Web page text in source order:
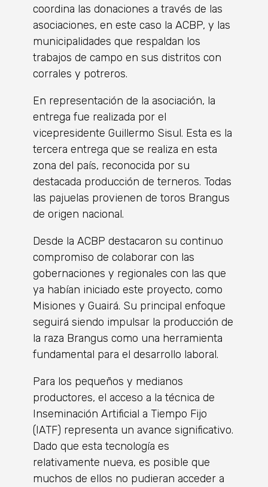
coordina las donaciones a través de las
asociaciones, en este caso la ACBP, y las
municipalidades que respaldan los
trabajos de campo en sus distritos con
corrales y potreros.
En representación de la asociación, la
entrega fue realizada por el
vicepresidente Guillermo Sisul. Esta es la
tercera entrega que se realiza en esta
zona del país, reconocida por su
destacada producción de terneros. Todas
las pajuelas provienen de toros Brangus
de origen nacional.
Desde la ACBP destacaron su continuo
compromiso de colaborar con las
gobernaciones y regionales con las que
ya habían iniciado este proyecto, como
Misiones y Guairá. Su principal enfoque
seguirá siendo impulsar la producción de
la raza Brangus como una herramienta
fundamental para el desarrollo laboral.
Para los pequeños y medianos
productores, el acceso a la técnica de
Inseminación Artificial a Tiempo Fijo
(IATF) representa un avance significativo.
Dado que esta tecnología es
relativamente nueva, es posible que
muchos de ellos no pudieran acceder a